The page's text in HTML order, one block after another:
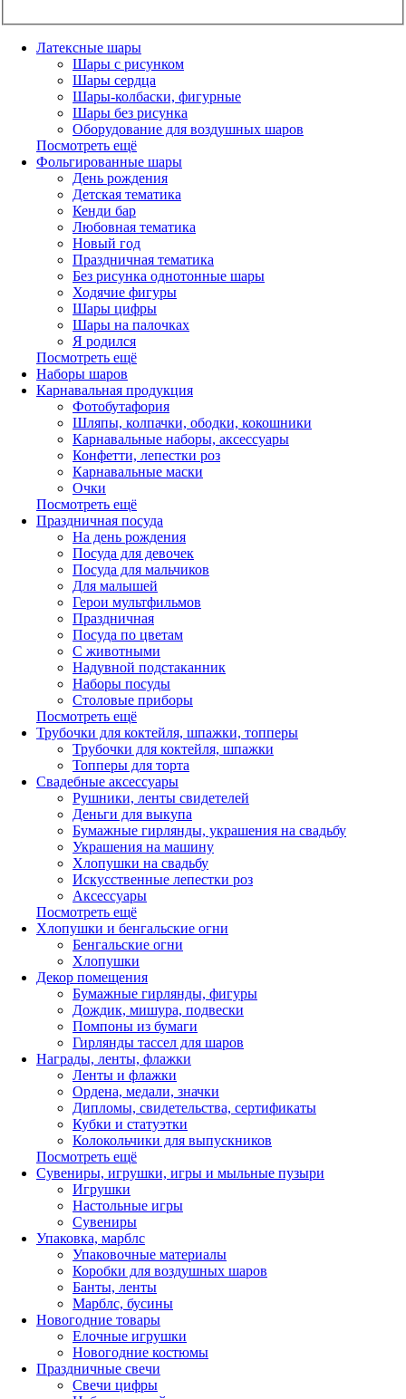
Латексные шары
Шары с рисунком
Шары сердца
Шары-колбаски, фигурные
Шары без рисунка
Оборудование для воздушных шаров
Посмотреть ещё
Фольгированные шары
День рождения
Детская тематика
Кенди бар
Любовная тематика
Новый год
Праздничная тематика
Без рисунка однотонные шары
Ходячие фигуры
Шары цифры
Шары на палочках
Я родился
Посмотреть ещё
Наборы шаров
Карнавальная продукция
Фотобутафория
Шляпы, колпачки, ободки, кокошники
Карнавальные наборы, аксессуары
Конфетти, лепестки роз
Карнавальные маски
Очки
Посмотреть ещё
Праздничная посуда
На день рождения
Посуда для девочек
Посуда для мальчиков
Для малышей
Герои мультфильмов
Праздничная
Посуда по цветам
С животными
Надувной подстаканник
Наборы посуды
Столовые приборы
Посмотреть ещё
Трубочки для коктейля, шпажки, топперы
Трубочки для коктейля, шпажки
Топперы для торта
Свадебные аксессуары
Рушники, ленты свидетелей
Деньги для выкупа
Бумажные гирлянды, украшения на свадьбу
Украшения на машину
Хлопушки на свадьбу
Искусственные лепестки роз
Аксессуары
Посмотреть ещё
Хлопушки и бенгальские огни
Бенгальские огни
Хлопушки
Декор помещения
Бумажные гирлянды, фигуры
Дождик, мишура, подвески
Помпоны из бумаги
Гирлянды тассел для шаров
Награды, ленты, флажки
Ленты и флажки
Ордена, медали, значки
Дипломы, свидетельства, сертификаты
Кубки и статуэтки
Колокольчики для выпускников
Посмотреть ещё
Сувениры, игрушки, игры и мыльные пузыри
Игрушки
Настольные игры
Сувениры
Упаковка, марблс
Упаковочные материалы
Коробки для воздушных шаров
Банты, ленты
Марблс, бусины
Новогодние товары
Елочные игрушки
Новогодние костюмы
Праздничные свечи
Свечи цифры